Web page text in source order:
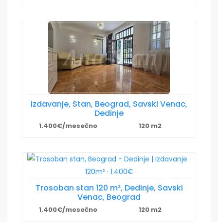
Izdavanje, Stan, Beograd, Savski Venac,
Dedinje
1.400€/mesečno 120 m2
Trosoban stan 120 m², Dedinje, Savski
Venac, Beograd
1.400€/mesečno 120 m2